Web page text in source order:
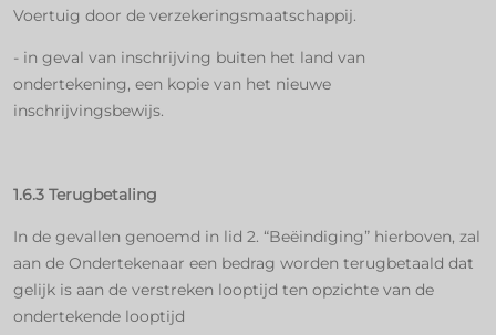
Voertuig door de verzekeringsmaatschappij.
- in geval van inschrijving buiten het land van
ondertekening, een kopie van het nieuwe
inschrijvingsbewijs.
1.6.3 Terugbetaling
In de gevallen genoemd in lid 2. “Beëindiging” hierboven, zal
aan de Ondertekenaar een bedrag worden terugbetaald dat
gelijk is aan de verstreken looptijd ten opzichte van de
ondertekende looptijd